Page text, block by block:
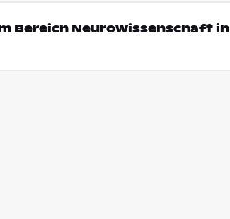
Bereich Neurowissenschaft in